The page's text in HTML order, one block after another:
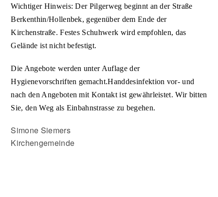
Wichtiger Hinweis: Der Pilgerweg beginnt an der Straße
Berkenthin/Hollenbek, gegenüber dem Ende der
Kirchenstraße. Festes Schuhwerk wird empfohlen, das
Gelände ist nicht befestigt.
Die Angebote werden unter Auflage der
Hygienevorschriften gemacht.Handdesinfektion vor- und
nach den Angeboten mit Kontakt ist gewährleistet. Wir bitten
Sie, den Weg als Einbahnstrasse zu begehen.
Simone Siemers
Kirchengemeinde